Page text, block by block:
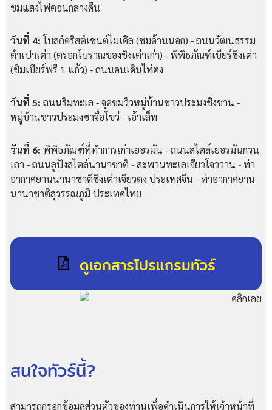
ชมแสงไฟตอนกลางคืน
วันที่ 4:โบสถ์คริสต์เซนต์ไมเคิล (ชมด้านนอก) - ถนนวัฒนธรรม
ต้าเปาเต่า (ตรอกโบราณของชิงเต่าเก่า) - พิพิธภัณฑ์เบียร์ชิงเต่า
(ชิมเบียร์ฟรี 1 แก้ว) - ถนนคนเดินไท่ตง
วันที่ 5: ถนนริมทะเล - จุดชมวิวหมู่บ้านชาวประมงชิงซาน -
หมู่บ้านชาวประมงซาจื่อโขว่ - เอ้าเล็ท
วันที่ 6: พิพิธภัณฑ์ที่ทำการเก่าเยอรมัน - ถนนสไตล์เยอรมันกวน
เถา - ถนนลูปังสไตล์นานาชาติ - สะพานทะเลเจียวโจววาน - ท่า
อากาศยานนานาชาติชิงเต่าเจียวตง ประเทศจีน - ท่าอากาศยาน
นานาชาติสุวรรณภูมิ ประเทศไทย
ดูเอกสารโปรแกรมทัวร์
สนใจทัวร์นี้?
สามารถกรอกข้อมูลส่วนตัวของท่านเพื่อดำเนินการให้เจ้าหน้าที่